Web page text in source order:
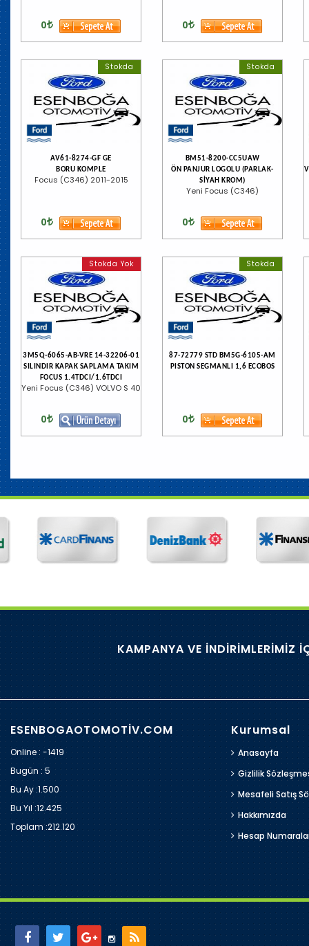
0 0
Stokda
AV61-8274-GF GE
BORU KOMPLE
Focus (C346) 2011-2015
0
Stokda
BM51-8200-CC5UAW
ÖN PANJUR LOGOLU (PARLAK-
SİYAH KROM)
Yeni Focus (C346)
0
Stokda Yok
3M5Q-6065-AB-VRE 14-32206-01
SILINDIR KAPAK SAPLAMA TAKIM
FOCUS 1.4TDCI/1.6TDCI
Yeni Focus (C346) VOLVO S 40
0
Stokda
87-72779 STD BM5G-6105-AM
PISTON SEGMANLI 1,6 ECOBOS
0
KAMPANYA VE İNDİRİMLERİMİZ
ESENBOGAOTOMOTİV.COM
Online : -1419
Bugün :5
Bu Ay :1.500
Bu Yıl :12.425
Toplam :212.120
Kurumsal
Anasayfa
Gizlilik
Mesafeli Satış
Hakkımızda
Hesap